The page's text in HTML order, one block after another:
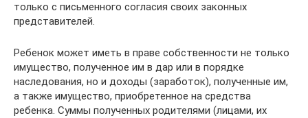
только с письменного согласия своих законных
представителей.
Ребенок может иметь в праве собственности не только
имущество, полученное им в дар или в порядке
наследования, но и доходы (заработок), полученные им,
а также имущество, приобретенное на средства
ребенка. Суммы полученных родителями (лицами, их